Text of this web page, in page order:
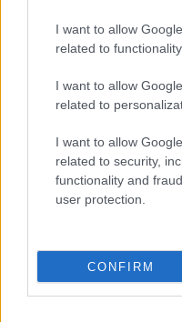
I want to allow
related to
I want to allow
related to
I want to allow
related to security,
functionality and
user protection.
CONFIRM
Frasi
Aforismi .meglio.it è
aforismi e citazioni più
database) • ©2005-
consentita citando
il sito ricava una